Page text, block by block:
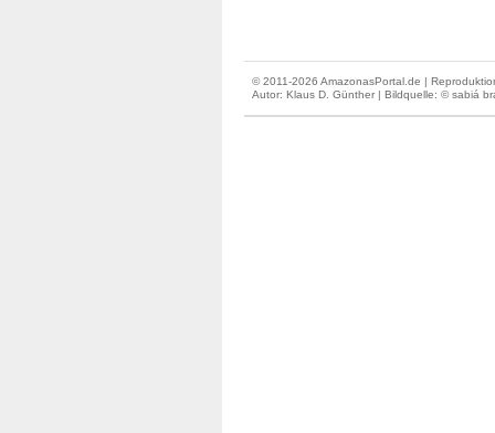
© 2011-2026 AmazonasPortal.de |
Autor: Klaus D. Günther | Bildquelle: © sabiá